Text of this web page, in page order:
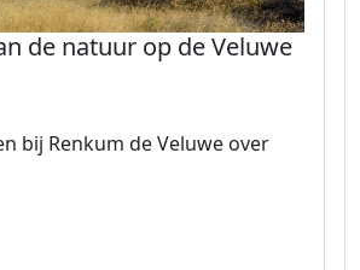
de natuur op de Veluwe
bij Renkum de Veluwe over